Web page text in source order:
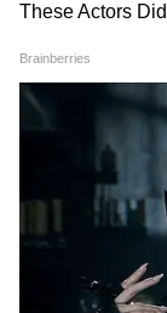
টাকা)
Image Credit :X